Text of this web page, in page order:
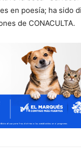
en poesía; ha sido
de CONACULTA.